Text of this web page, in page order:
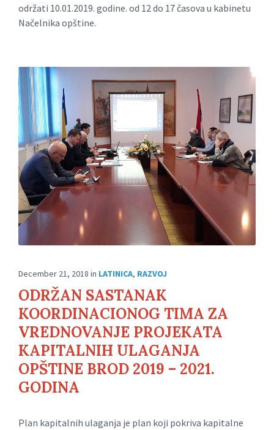
održati 10.01.2019. godine. od 12 do 17 časova u kabinetu
Načelnika opštine.
December 21, 2018 in LATINICA, RAZVOJ
ODRŽAN SASTANAK
KOORDINACIONOG TIMA ZA
VREDNOVANJE PROJEKATA
KAPITALNIH ULAGANJA
OPŠTINE BROD 2019 – 2021.
GODINA
Plan kapitalnih ulaganja je plan koji pokriva kapitalne